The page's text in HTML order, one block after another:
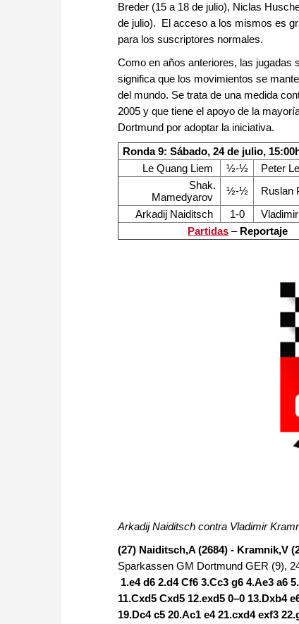
Breder (15 a 18 de julio), Niclas
de julio). El acceso a los mismos es
para los suscriptores normales.
Como en años anteriores, las jugadas
significa que los movimientos se
del mundo. Se trata de una medida
2005 y que tiene el apoyo de la
Dortmund por adoptar la iniciativa.
Ronda 9: Sábado, 24 de julio,
Le Quang Liem
½-½
Peter
Shak.
Mamedyarov
½-½
Ruslan
Arkadij Naiditsch
1-0
Partidas – Reportaje
Arkadij Naiditsch contra Vladimir
(27) Naiditsch,A (2684) - Kramnik,V
Sparkassen GM Dortmund GER (9),
1.e4 d6 2.d4 Cf6 3.Cc3 g6 4.Ae3 a6
11.Cxd5 Cxd5 12.exd5 0–0 13.Dxb4
19.Dc4 c5 20.Ac1 e4 21.cxd4 exf3